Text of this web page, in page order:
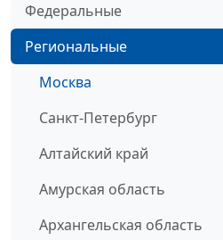
Федеральные
Региональные
Москва
Санкт-Петербург
Алтайский край
Амурская область
Архангельская область